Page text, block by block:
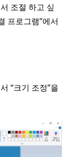
조절 하고 싶
프로그램”에서
“크기 조정”을